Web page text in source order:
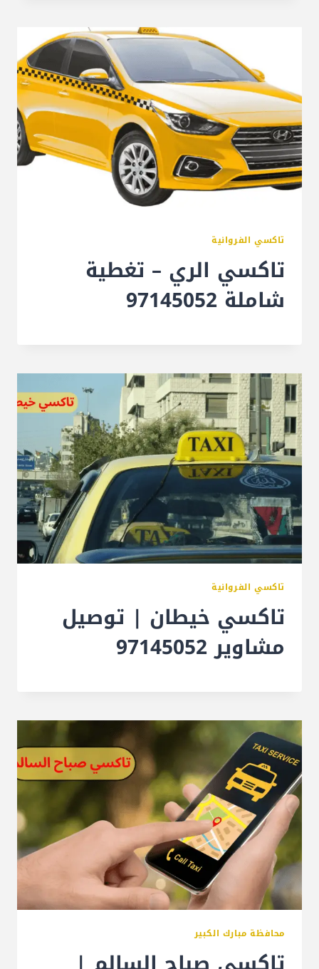
تاكسي الفروانية
تاكسي الري – تغطية
شاملة 97145052
تاكسي الفروانية
تاكسي خيطان | توصيل
مشاوير 97145052
محافظة مبارك الكبير